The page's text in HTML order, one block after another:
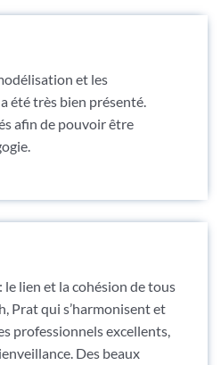
et les
été très bien présenté.
afin de pouvoir être
lien et la cohésion de tous
Prat qui s’harmonisent et
professionnels excellents,
Des beaux